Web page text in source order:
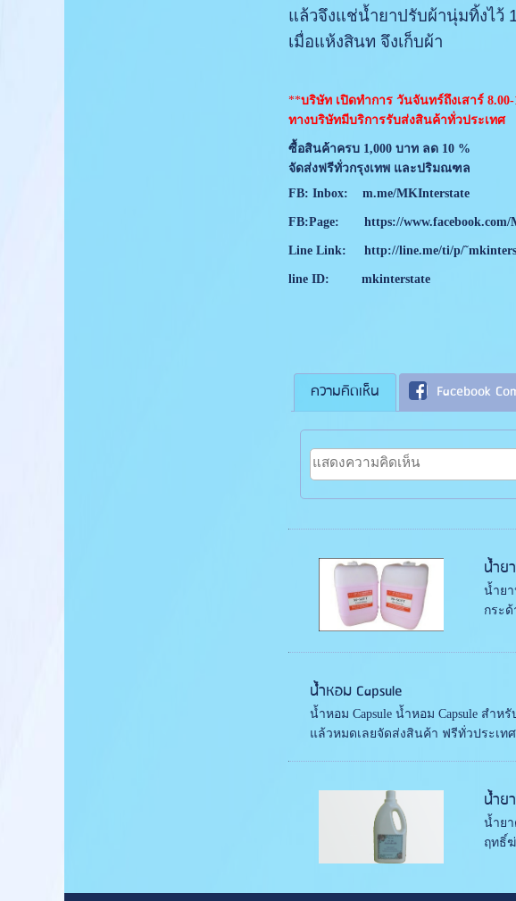
แล้วจึงแช่น้ำยาปรับผ้านุ่มทิ้งไว้
เมื่อแห้งสินท จึงเก็บผ้า
**บริษัท เปิดทำการ วันจันทร์ถึงเสาร์ 8.00-
ทางบริษัทมีบริการรับส่งสินค้าทั่วประเทศ
ซื้อสินค้าครบ 1,000 บาท ลด 10 %
จัดส่งฟรีทั่วกรุงเทพ และปริมณฑล
FB: Inbox:
m.me/MKInterstate
FB:Page: https://
Line Link: http://line.me/ti/p/
line ID: mkinterstate
ความคิดเห็น Facebook
น้ำย
น้ำย
กระ
น้ำหอม Capsule
น้ำหอม Capsule น้ำหอม Capsule สำ
แล้วหมดเลยจัดส่งสินค้า ฟรีทั่วประเทศ
น้ำย
น้ำย
ฤทธิ์